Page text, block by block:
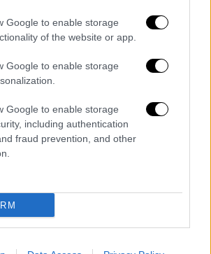
Google to enable storage
of the website or app.
Google to enable storage
Google to enable storage
including authentication
fraud prevention, and other
των αεροπορικών
σχετικά με την
που έπρεπε να
Κανένα από τα μέλη του
ήταν σίγουρο αν ο ελεγκτής
πει την «πρώτη» ή την
του διαδρόμου: Οι δύο λέξεις
ήχο «ir» (first - third) στη μέση.
παζλμιας επερχόμενης